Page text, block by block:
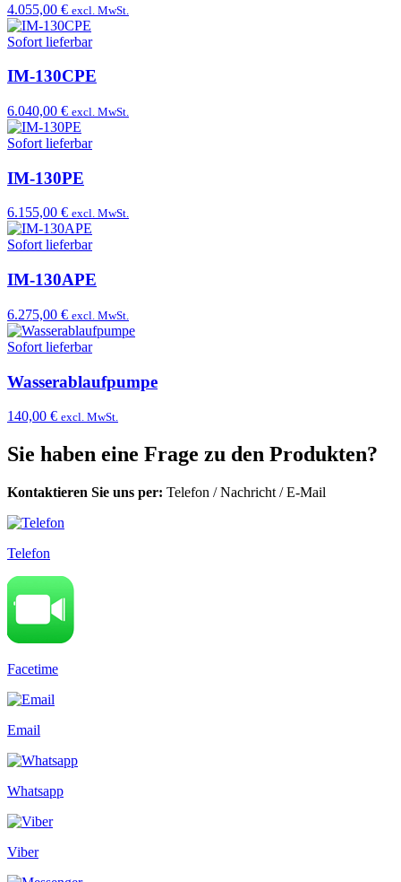
4.055,00 € excl. MwSt.
Sofort lieferbar
IM-130CPE
6.040,00 € excl. MwSt.
Sofort lieferbar
IM-130PE
6.155,00 € excl. MwSt.
Sofort lieferbar
IM-130APE
6.275,00 € excl. MwSt.
Sofort lieferbar
Wasserablaufpumpe
140,00 € excl. MwSt.
Sie haben eine Frage zu den Produkten?
Kontaktieren Sie uns per: Telefon /Nachricht /E-Mail
Telefon
Facetime
Email
Whatsapp
Viber